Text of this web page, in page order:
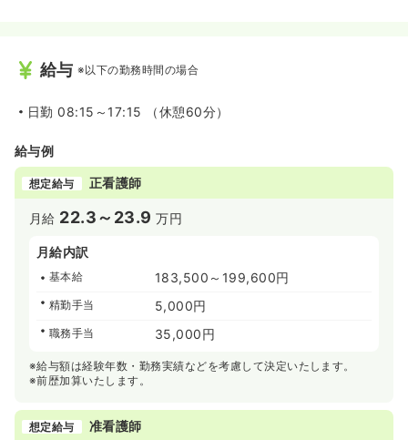
給与 ※以下の勤務時間の場合
日勤 08:15～17:15 （休憩60分）
給与例
想定給与 正看護師
月給 22.3～23.9 万円
月給内訳
基本給 183,500～199,600円
精勤手当 5,000円
職務手当 35,000円
※給与額は経験年数・勤務実績などを考慮して決定いたします。
※前歴加算いたします。
想定給与 准看護師